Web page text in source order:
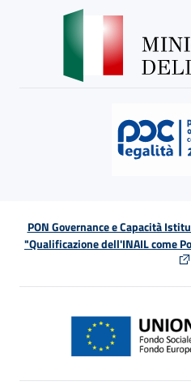
PON Governance e Capacità
"Qualificazione dell'INAIL come